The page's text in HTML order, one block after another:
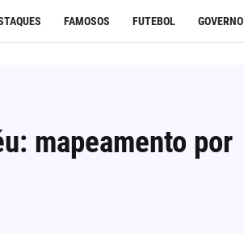
FAMOSOS FUTEBOL GOVERNO
mapeamento por